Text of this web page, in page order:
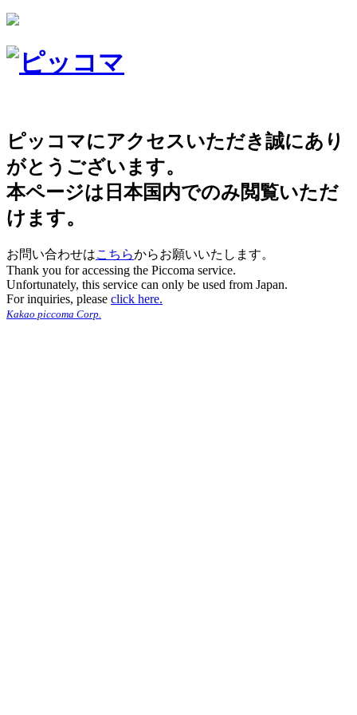
ピッコマにアクセスいただき誠にあり
がとうございます。
本ページは日本国内でのみ閲覧いただ
けます。
お問い合わせはこちらからお願いいたします。
Thank you for accessing the Piccoma service.
Unfortunately, this service can only be used from Japan.
For inquiries, please click here.
Kakao piccoma Corp.